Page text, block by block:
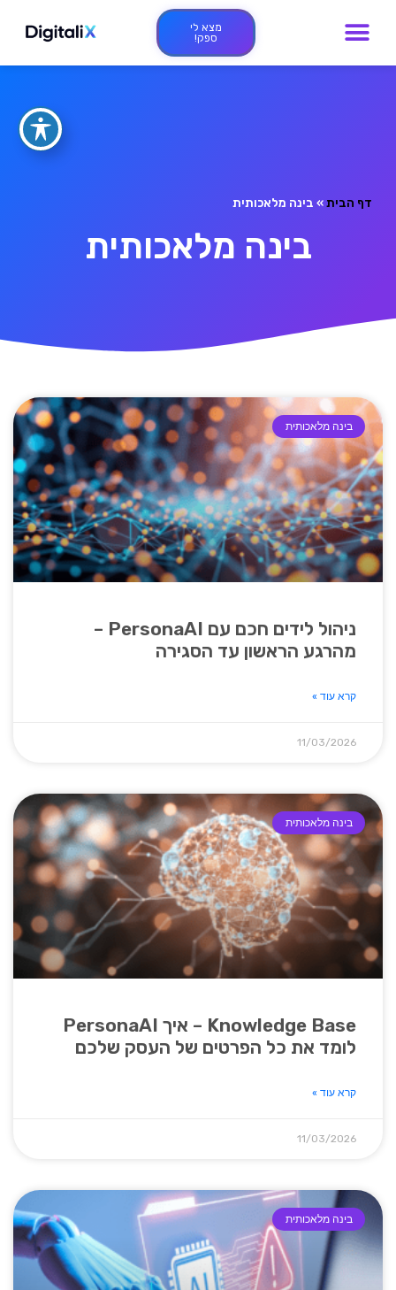
מצא לי
ספק!
דף הבית» בינה מלאכותית
בינה מלאכותית
בינה מלאכותית
ניהול לידים חכם עם PersonaAI –
מהרגע הראשון עד הסגירה
קרא עוד »
11/03/2026
בינה מלאכותית
Knowledge Base – איך PersonaAI
לומד את כל הפרטים של העסק שלכם
קרא עוד »
11/03/2026
בינה מלאכותית